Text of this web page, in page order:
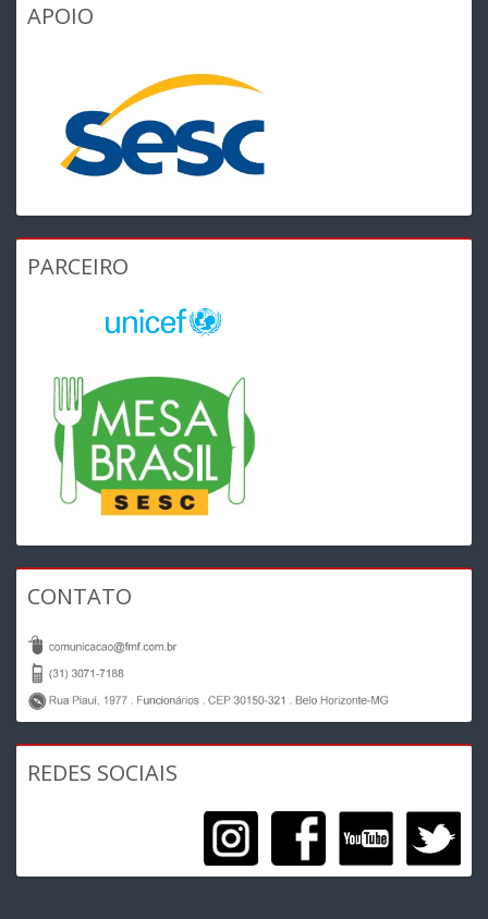
APOIO
PARCEIRO
CONTATO
REDES SOCIAIS